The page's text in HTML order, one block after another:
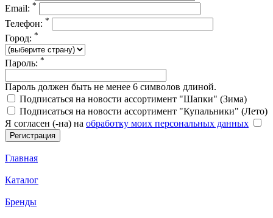
Email: *
Телефон: *
Город: *
Пароль: *
Пароль должен быть не менее 6 символов длиной.
Подписаться на новости ассортимент "Шапки" (Зима)
Подписаться на новости ассортимент "Купальники" (Лето)
Я согласен (-на) на обработку моих персональных данных
Главная
Каталог
Бренды